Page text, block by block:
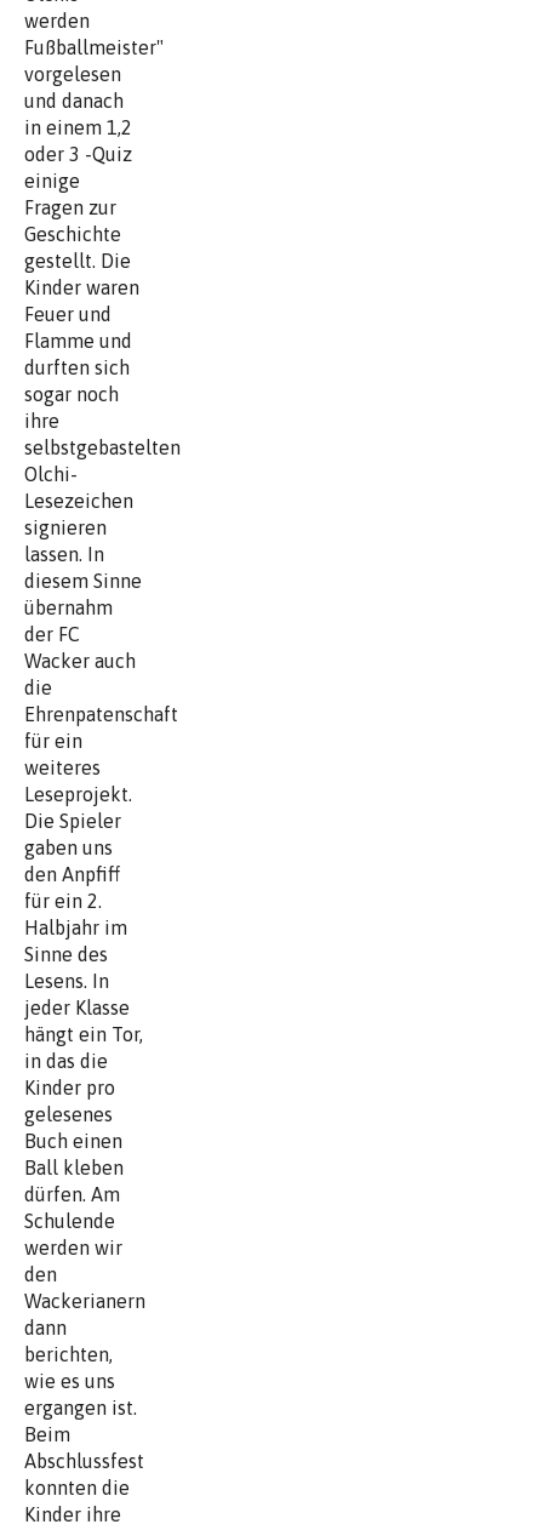
werden
Fußballmeister"
vorgelesen
und danach
in einem 1,2
oder 3 -Quiz
einige
Fragen zur
Geschichte
gestellt. Die
Kinder waren
Feuer und
Flamme und
durften sich
sogar noch
ihre
selbstgebastelten
Olchi-
Lesezeichen
signieren
lassen. In
diesem Sinne
übernahm
der FC
Wacker auch
die
Ehrenpatenschaft
für ein
weiteres
Leseprojekt.
Die Spieler
gaben uns
den Anpfiff
für ein 2.
Halbjahr im
Sinne des
Lesens. In
jeder Klasse
hängt ein Tor,
in das die
Kinder pro
gelesenes
Buch einen
Ball kleben
dürfen. Am
Schulende
werden wir
den
Wackerianern
dann
berichten,
wie es uns
ergangen ist.
Beim
Abschlussfest
konnten die
Kinder ihre